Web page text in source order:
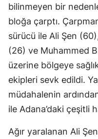
bilinmeyen bir
bloğa çarptı.
sürücü ile Ali Şen
(26) ve Muhammed
üzerine bölgeye
ekipleri sevk edildi.
müdahalenin
ile Adana’daki çeşitli
Ağır yaralanan Ali